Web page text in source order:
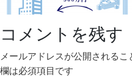
コメントを残す
メールアドレスが公開されるこ
欄は必須項目です